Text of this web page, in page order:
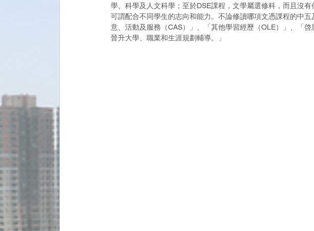
學、科學及人文科學；至於DSE課程，文學屬選修科，而且沒
可謂配合不同學生的志向和能力。不論修讀哪項文憑課程的中
意、活動及服務（CAS）」、「其他學習經歷（OLE）」、「
晉升大學、職業和生涯規劃輔導。」